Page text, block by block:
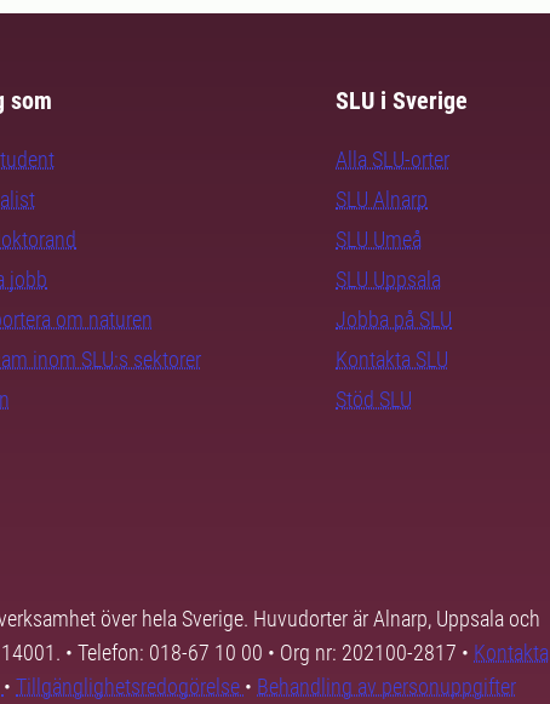
som
jobb
om naturen
inom SLU:s sektorer
SLU i Sverige
Alla SLU-orter
SLU Alnarp
SLU Umeå
SLU Uppsala
Jobba på SLU
Kontakta SLU
Stöd SLU
över hela Sverige. Huvudorter är Alnarp, Uppsala och
• Telefon: 018-67 10 00 • Org nr: 202100-2817 • Kontakta
• Tillgänglighetsredogörelse • Behandling av personuppgifter